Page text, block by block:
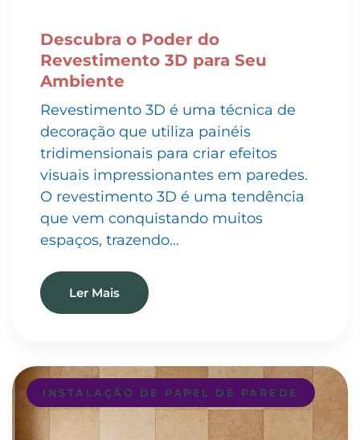
Descubra o Poder do
Revestimento 3D para Seu
Ambiente
Revestimento 3D é uma técnica de
decoração que utiliza painéis
tridimensionais para criar efeitos
visuais impressionantes em paredes.
O revestimento 3D é uma tendência
que vem conquistando muitos
espaços, trazendo…
Ler Mais
INSTALAÇÃO DE PAPEL DE PAREDE